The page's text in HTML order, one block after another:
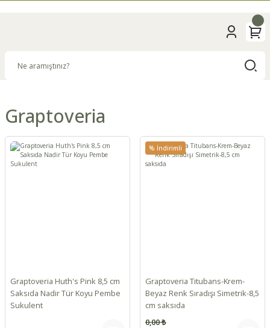
Graptoveria
Graptoveria Huth's Pink 8,5 cm
Saksıda Nadir Tür Koyu Pembe
Sukulent
% İndirimli
Graptoveria Titubans-Krem-
Beyaz Renk Sıradışı Simetrik-8,5
cm saksıda
0,00 ₺